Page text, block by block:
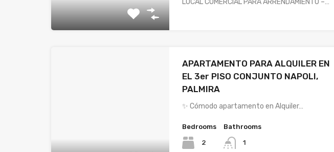
APARTAMENTO PARA ALQUILER EN
EL 3er PISO CONJUNTO NAPOLI,
PALMIRA
✨ Cómodo apartamento en Alquiler…
Bedrooms
2
Bathrooms
1